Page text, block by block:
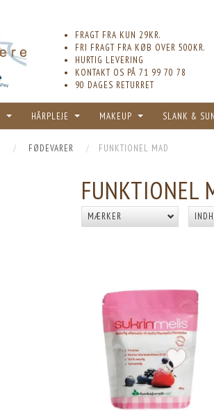
FRAGT FRA KUN 29KR.
FRI FRAGT FRA KØB OVER 500KR.
HURTIG LEVERING
KONTAKT OS PÅ 71 99 70 78
90 DAGES RETURRET
HÅRPLEJE MAKEUP SLANK &
FØDEVARER FUNKTIONEL MAD
FUNKTIONEL
MÆRKER